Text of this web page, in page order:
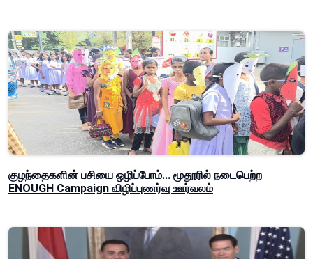
குழந்தைகளின் பசியை ஒழிப்போம்... மூதூரில் நடைபெற்ற
ENOUGH Campaign விழிப்புணர்வு ஊர்வலம்